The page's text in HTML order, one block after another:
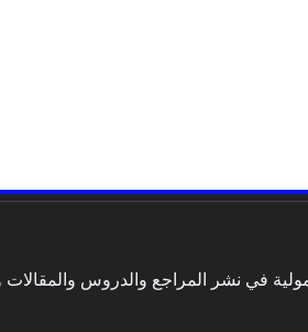
في نشر المراجع والدروس والمقالات